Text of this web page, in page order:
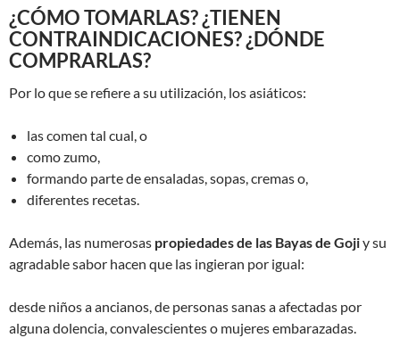
¿CÓMO TOMARLAS? ¿TIENEN
CONTRAINDICACIONES? ¿DÓNDE
COMPRARLAS?
Por lo que se refiere a su utilización, los asiáticos:
las comen tal cual, o
como zumo,
formando parte de ensaladas, sopas, cremas o,
diferentes recetas.
Además, las numerosas propiedades de las Bayas de Gojiy su
agradable sabor hacen que las ingieran por igual:
desde niños a ancianos, de personas sanas a afectadas por
alguna dolencia, convalescientes o mujeres embarazadas.